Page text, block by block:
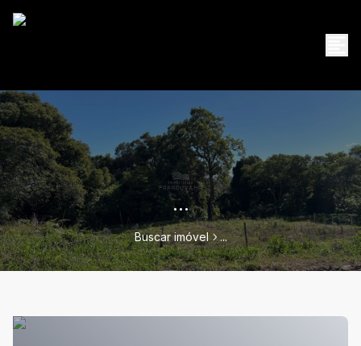
...
Buscar imóvel ...